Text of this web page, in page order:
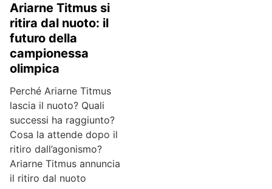
Ariarne Titmus si
ritira dal nuoto: il
futuro della
campionessa
olimpica
Perché Ariarne Titmus
lascia il nuoto? Quali
successi ha raggiunto?
Cosa la attende dopo il
ritiro dall’agonismo?
Ariarne Titmus annuncia
il ritiro dal nuoto